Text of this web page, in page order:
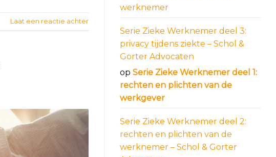
Laat een reactie achter
werknemer
Serie Zieke Werknemer deel 3:
privacy tijdens ziekte – Schol &
Gorter Advocaten
op Serie Zieke Werknemer deel 1:
rechten en plichten van de
werkgever
Serie Zieke Werknemer deel 2:
rechten en plichten van de
werknemer – Schol & Gorter